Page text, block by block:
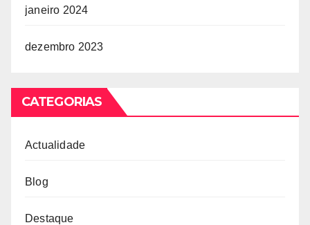
janeiro 2024
dezembro 2023
CATEGORIAS
Actualidade
Blog
Destaque